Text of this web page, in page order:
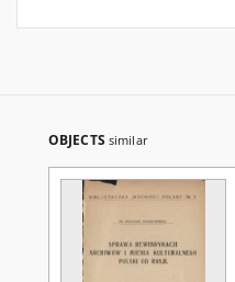
OBJECTS similar